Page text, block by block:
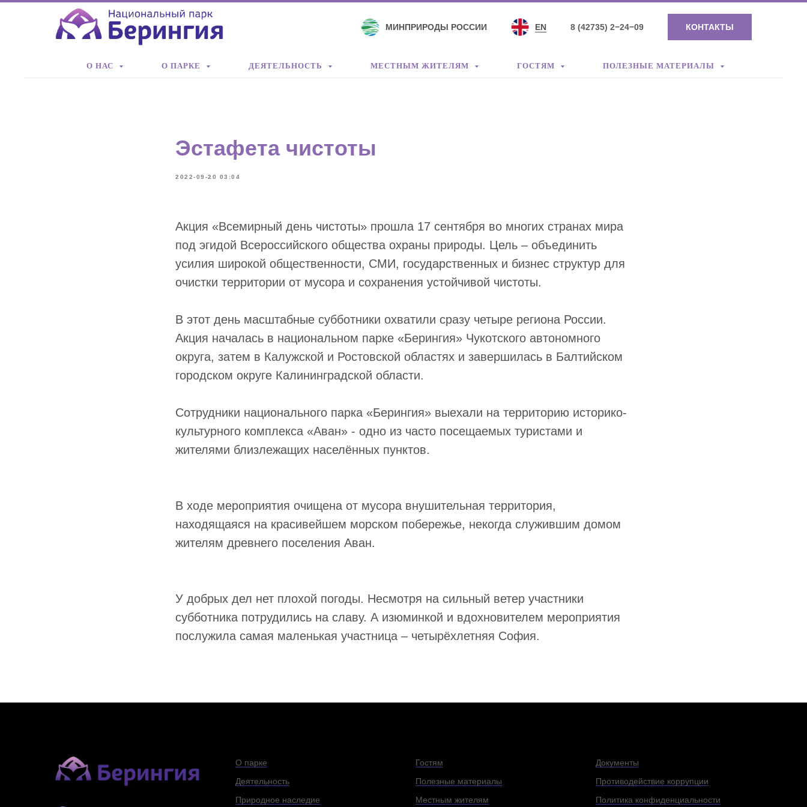
МИНПРИРОДЫ РОССИИ EN 8 (42735) 2−24−09 КОНТАКТЫ
О НАС О ПАРКЕ ДЕЯТЕЛЬНОСТЬ МЕСТНЫМ ЖИТЕЛЯМ ГОСТЯМ ПОЛЕЗНЫЕ МАТЕРИАЛЫ
Эстафета чистоты
2022-09-20 03:04
Акция «Всемирный день чистоты» прошла 17 сентября во многих странах мира
под эгидой Всероссийского общества охраны природы. Цель – объединить
усилия широкой общественности, СМИ, государственных и бизнес структур для
очистки территории от мусора и сохранения устойчивой чистоты.
В этот день масштабные субботники охватили сразу четыре региона России.
Акция началась в национальном парке «Берингия» Чукотского автономного
округа, затем в Калужской и Ростовской областях и завершилась в Балтийском
городском округе Калининградской области.
Сотрудники национального парка «Берингия» выехали на территорию историко-
культурного комплекса «Аван» - одно из часто посещаемых туристами и
жителями близлежащих населённых пунктов.
В ходе мероприятия очищена от мусора внушительная территория,
находящаяся на красивейшем морском побережье, некогда служившим домом
жителям древнего поселения Аван.
У добрых дел нет плохой погоды. Несмотря на сильный ветер участники
субботника потрудились на славу. А изюминкой и вдохновителем мероприятия
послужила самая маленькая участница – четырёхлетняя София.
О парке
Деятельность
Природное наследие
Гостям
Полезные материалы
Местным жителям
Документы
Противодействие коррупции
Политика конфиденциальности